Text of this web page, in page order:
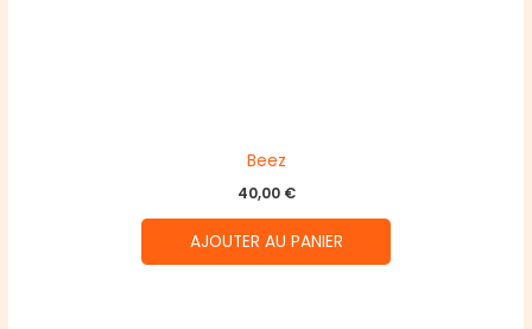
Beez
40,00 €
AJOUTER AU PANIER